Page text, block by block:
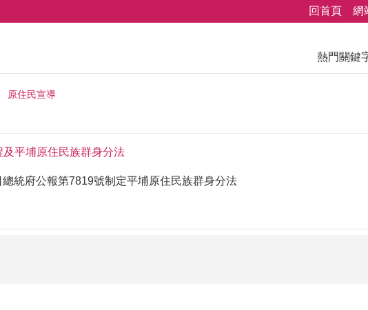
回首頁 網
熱門關鍵
原住民宣導
平埔原住民族群身分法
統府公報第7819號制定平埔原住民族群身分法